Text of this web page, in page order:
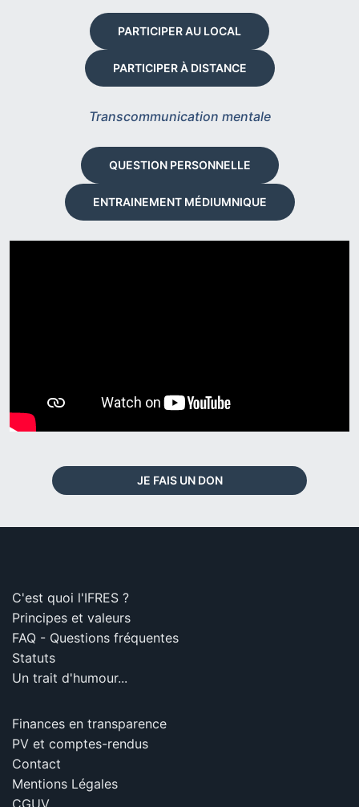
PARTICIPER AU LOCAL
PARTICIPER À DISTANCE
Transcommunication mentale
QUESTION PERSONNELLE
ENTRAINEMENT MÉDIUMNIQUE
JE FAIS UN DON
C'est quoi l'IFRES ?
Principes et valeurs
FAQ - Questions fréquentes
Statuts
Un trait d'humour...
Finances en transparence
PV et comptes-rendus
Contact
Mentions Légales